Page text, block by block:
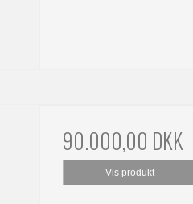
90.000,00 DKK
Vis produkt